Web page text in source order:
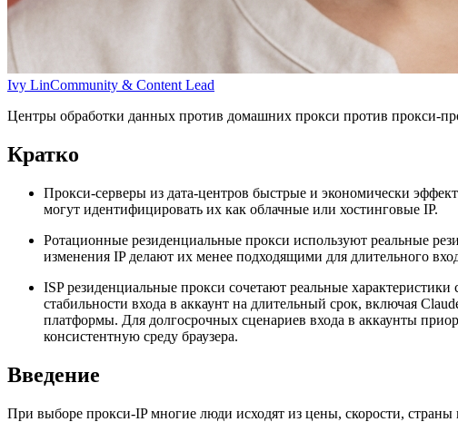
Ivy LinCommunity & Content Lead
Центры обработки данных против домашних прокси против прокси-
Кратко
Прокси-серверы из дата-центров быстрые и экономически
могут идентифицировать их как облачные или хостинговые IP.
Ротационные резиденциальные прокси используют реальные
изменения IP делают их менее подходящими для длительного
ISP резиденциальные прокси сочетают реальные
стабильности входа в аккаунт на длительный срок, включая
платформы. Для долгосрочных сценариев входа в аккаунты
консистентную среду браузера.
Введение
При выборе прокси-IP многие люди исходят из цены, скорости,